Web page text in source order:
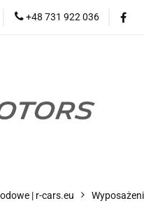
+48 731 922 036
| r-cars.eu